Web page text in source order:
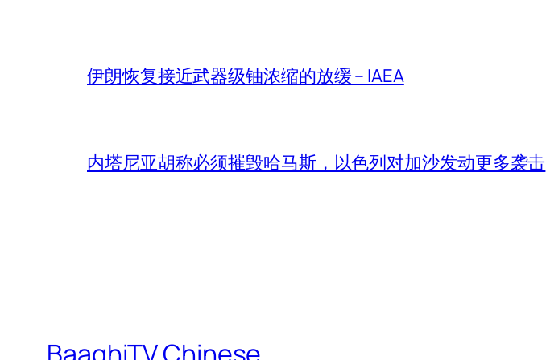
伊朗恢复接近武器级铀浓缩的放缓 – IAEA
内塔尼亚胡称必须摧毁哈马斯，以色列对加沙发动更多袭击